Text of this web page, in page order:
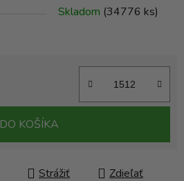
Skladom (34776 ks)
DO KOŠÍKA
Strážiť Zdieľať